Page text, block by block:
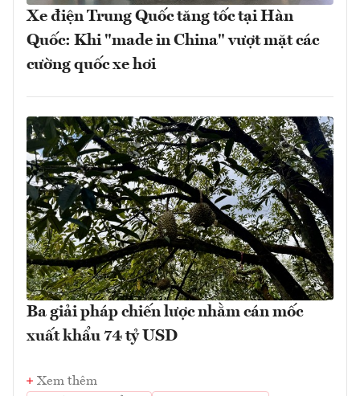
Xe điện Trung Quốc tăng tốc tại Hàn
Quốc: Khi "made in China" vượt mặt các
cường quốc xe hơi
Ba giải pháp chiến lược nhằm cán mốc
xuất khẩu 74 tỷ USD
Xem thêm